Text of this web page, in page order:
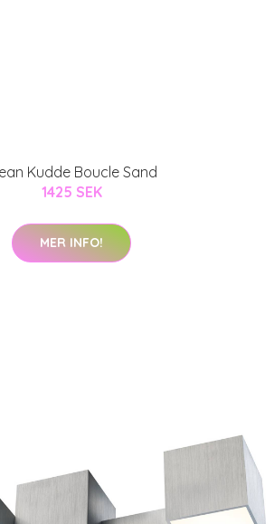
Kudde Boucle Sand
1425 SEK
MER INFO!